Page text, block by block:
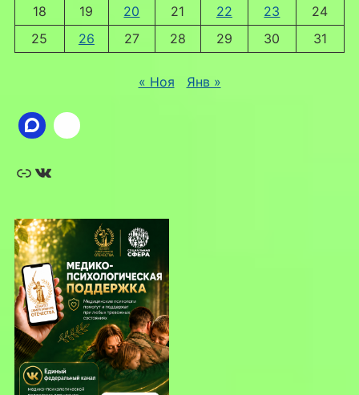
18 19 20 21 22 23
24
25
26 27 28 29 30 31
« Ноя Янв »
Ссылка